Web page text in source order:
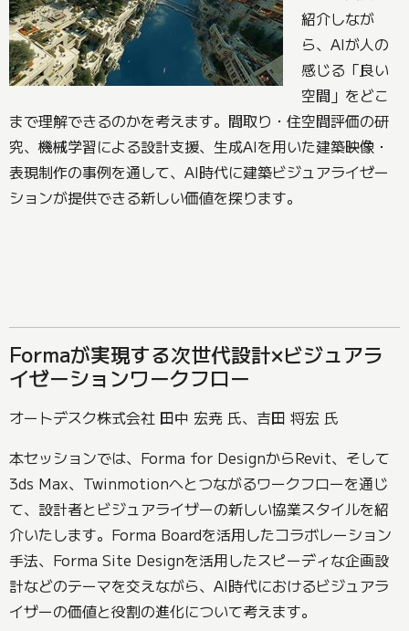
紹介しなが
ら、AIが人の
感じる「良い
空間」をどこ
まで理解できるのかを考えます。間取り・住空間評価の研
究、機械学習による設計支援、生成AIを用いた建築映像・
表現制作の事例を通して、AI時代に建築ビジュアライゼー
ションが提供できる新しい価値を探ります。
Formaが実現する次世代設計×ビジュアラ
イゼーションワークフロー
オートデスク株式会社 田中 宏尭 氏、吉田 将宏 氏
本セッションでは、Forma for DesignからRevit、そして
3ds Max、Twinmotionへとつながるワークフローを通じ
て、設計者とビジュアライザーの新しい協業スタイルを紹
介いたします。Forma Boardを活用したコラボレーション
手法、Forma Site Designを活用したスピーディな企画設
計などのテーマを交えながら、AI時代におけるビジュアラ
イザーの価値と役割の進化について考えます。